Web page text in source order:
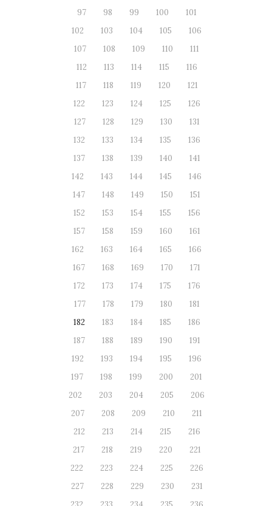
97
98 99 100
101
102
103 104 105
106
107
108 109 110
111
112
113 114 115
116
117
118 119 120
121
122
123 124 125
126
127
128 129 130
131
132
133 134 135
136
137
138 139 140
141
142
143 144 145
146
147
148 149 150
151
152
153 154 155
156
157
158 159 160
161
162
163 164 165
166
167
168 169 170
171
172
173 174 175
176
177
178 179 180
181
182
183 184 185
186
187
188 189 190
191
192
193 194 195
196
197
198 199 200
201
202
203 204 205
206
207
208 209 210
211
212
213 214 215
216
217
218 219 220
221
222
223 224 225
226
227
228 229 230
231